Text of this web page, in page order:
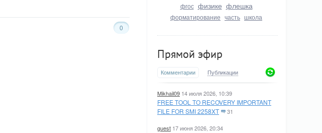
фгос физике флешка
форматирование часть школа
Прямой эфир
Комментарии Публикации
Mikhail09 14 июля 2026, 10:39
FREE TOOL TO RECOVERY IMPORTANT
FILE FOR SMI 2258XT
31
guest 17 июня 2026, 20:34
0